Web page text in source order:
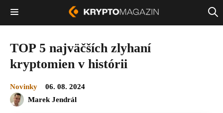
TOP 5 najväčších zlyhaní
kryptomien v histórii
Novinky
06. 08. 2024
Marek Jendrál